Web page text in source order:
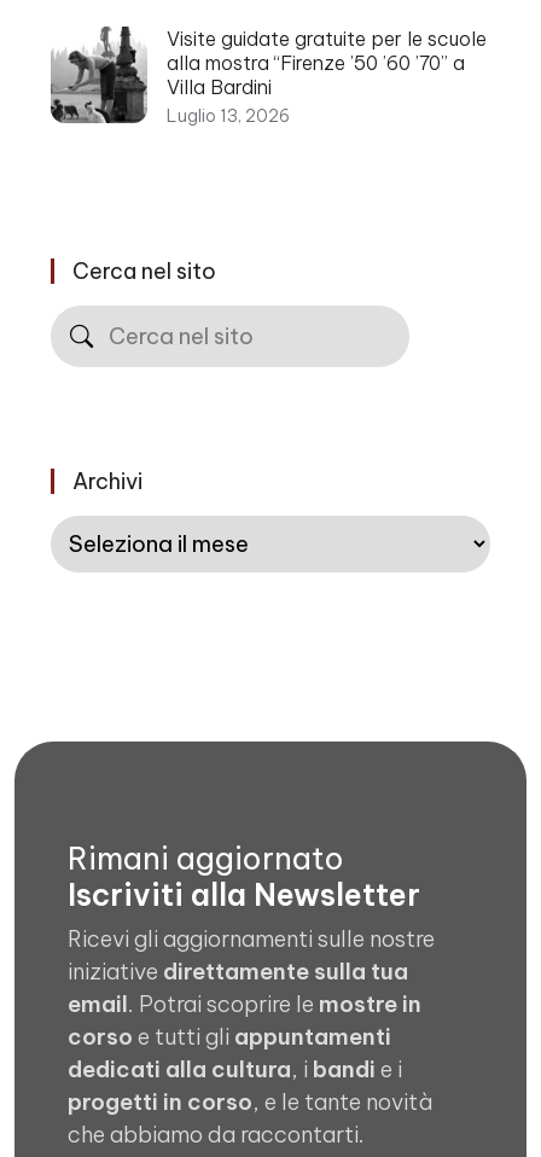
Visite guidate gratuite per le scuole
alla mostra “Firenze ’50 ’60 ’70” a
Villa Bardini
Luglio 13, 2026
Cerca nel sito
Cerca
Archivi
Archivi
Rimani aggiornato
Iscriviti alla Newsletter
Ricevi gli aggiornamenti sulle nostre
iniziative direttamente sulla tua
email. Potrai scoprire le mostre in
corso e tutti gli appuntamenti
dedicati alla cultura, i bandi e i
progetti in corso, e le tante novità
che abbiamo da raccontarti.